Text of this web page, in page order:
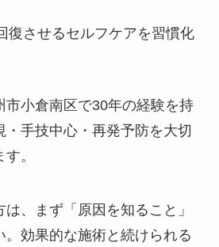
復させるセルフケアを習慣化
市小倉南区で30年の経験を持
手技中心・再発予防を大切
。
、まず「原因を知ること」
。効果的な施術と続けられる